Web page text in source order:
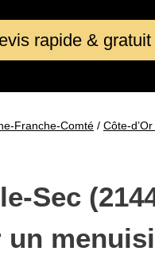
rapide & gratuit
Franche-Comté / Côte-
Sec
un